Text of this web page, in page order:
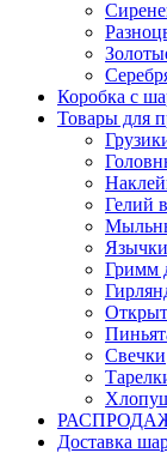
Коробка с
Товары для
Гелий
Гримм
Свечки
Доставка